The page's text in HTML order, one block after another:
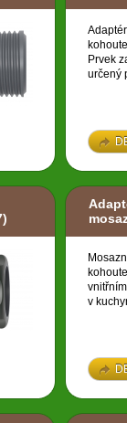
Prvek
určený
v